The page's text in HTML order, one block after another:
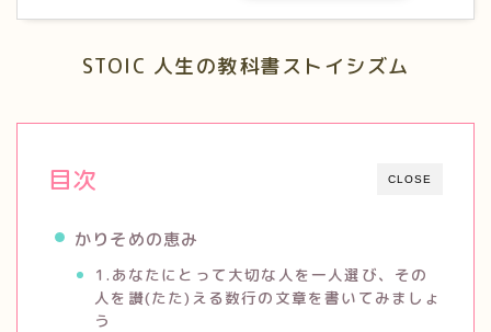
STOIC 人生の教科書ストイシズム
CLOSE
目次
かりそめの恵み
1.あなたにとって大切な人を一人選び、その
人を讃(たた)える数行の文章を書いてみましょ
う